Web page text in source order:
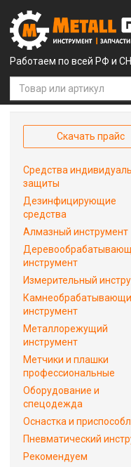
Работаем по всей РФ и
Скачать прайс
Средства
защиты
Дезинфицирующие
средства
Алмазный инструмент
инструмент
Измерительный
инструмент
Металлорежущий
инструмент
Метчики и плашки
профессиональные
Оборудование и
спецодежда
Оснастка и
Пневматический
Рекомендуем